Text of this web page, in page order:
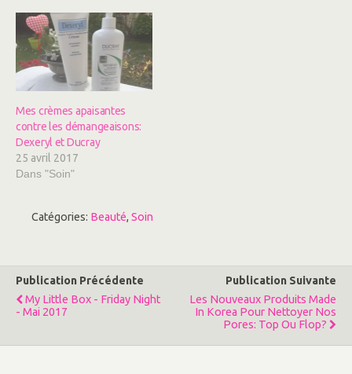
o
u
v
e
d
a
n
s
n
e
n
u
v
e
l
e
n
(
o
u
r
a
n
u
n
e
o
f
e
)
Mes crèmes apaisantes
contre les démangeaisons:
Dexeryl et Ducray
25 avril 2017
Dans "Soin"
Catégories: Beauté, Soin
Publication Précédente
My Little Box - Friday Night
- Mai 2017
Publication Suivante
Les Nouveaux Produits Made
In Korea Pour Nettoyer Nos
Pores: Top Ou Flop?